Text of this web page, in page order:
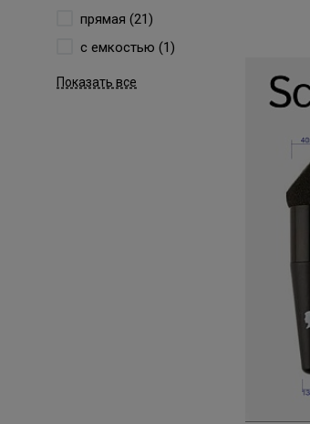
прямая (21)
с емкостью (1)
Показать все